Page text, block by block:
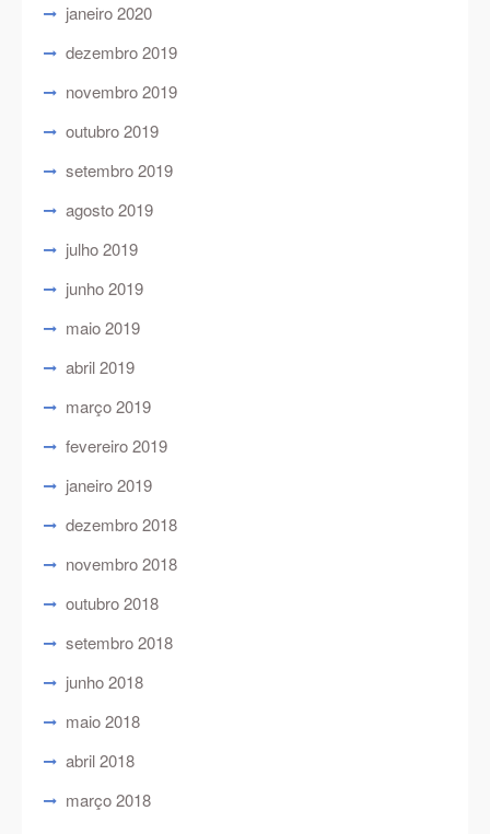
janeiro 2020
dezembro 2019
novembro 2019
outubro 2019
setembro 2019
agosto 2019
julho 2019
junho 2019
maio 2019
abril 2019
março 2019
fevereiro 2019
janeiro 2019
dezembro 2018
novembro 2018
outubro 2018
setembro 2018
junho 2018
maio 2018
abril 2018
março 2018